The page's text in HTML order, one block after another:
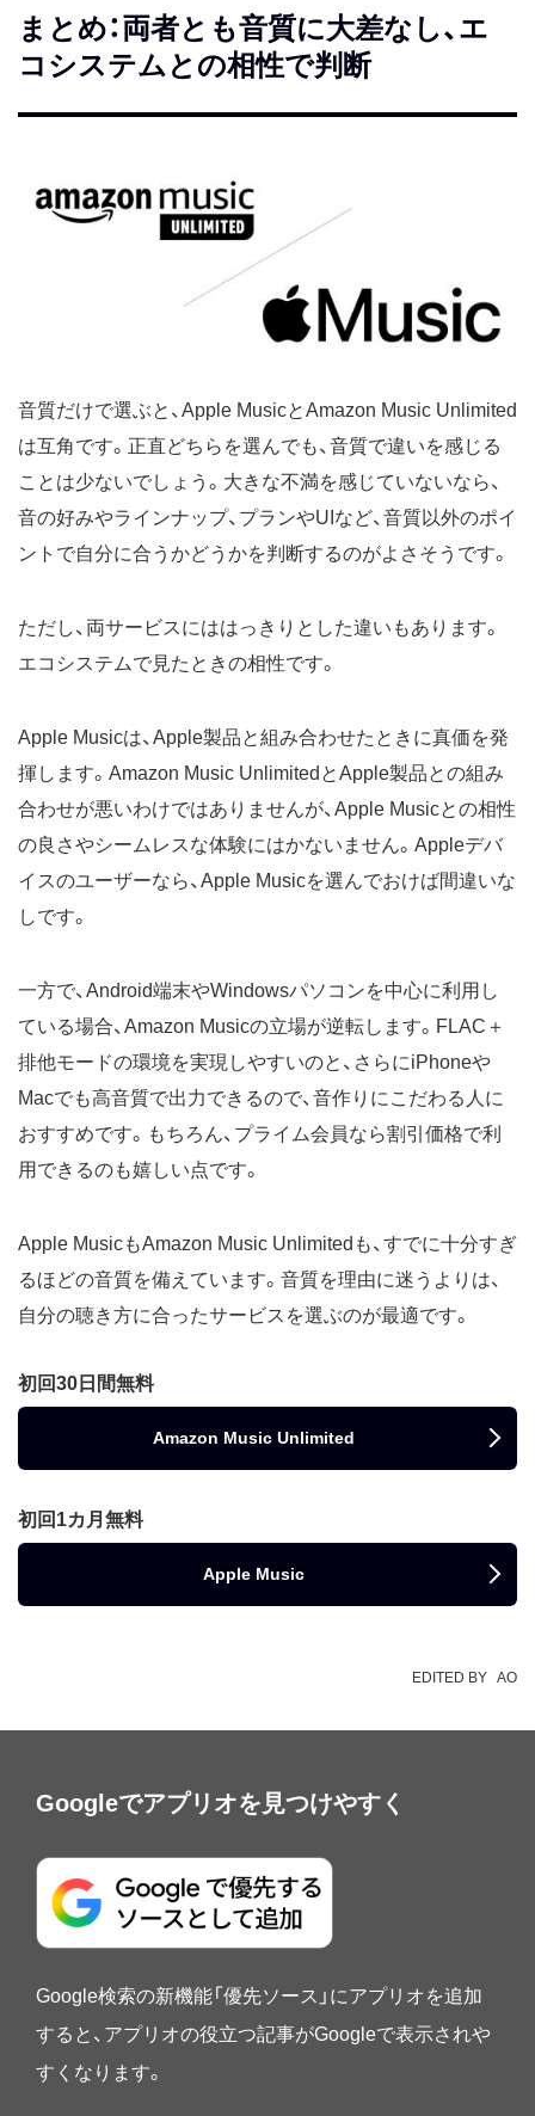
まとめ：両者とも音質に大差なし、エ
コシステムとの相性で判断
音質だけで選ぶと、Apple MusicとAmazon Music Unlimited
は互角です。正直どちらを選んでも、音質で違いを感じる
ことは少ないでしょう。大きな不満を感じていないなら、
音の好みやラインナップ、プランやUIなど、音質以外のポイ
ントで自分に合うかどうかを判断するのがよさそうです。
ただし、両サービスにははっきりとした違いもあります。
エコシステムで見たときの相性です。
Apple Musicは、Apple製品と組み合わせたときに真価を発
揮します。Amazon Music UnlimitedとApple製品との組み
合わせが悪いわけではありませんが、Apple Musicとの相性
の良さやシームレスな体験にはかないません。Appleデバ
イスのユーザーなら、Apple Musicを選んでおけば間違いな
しです。
一方で、Android端末やWindowsパソコンを中心に利用し
ている場合、Amazon Musicの立場が逆転します。FLAC＋
排他モードの環境を実現しやすいのと、さらにiPhoneや
Macでも高音質で出力できるので、音作りにこだわる人に
おすすめです。もちろん、プライム会員なら割引価格で利
用できるのも嬉しい点です。
Apple MusicもAmazon Music Unlimitedも、すでに十分すぎ
るほどの音質を備えています。音質を理由に迷うよりは、
自分の聴き方に合ったサービスを選ぶのが最適です。
初回30日間無料
Amazon Music Unlimited
初回1カ月無料
Apple Music
EDITED BY AO
Googleでアプリオを見つけやすく
Google検索の新機能「優先ソース」にアプリオを追加
すると、アプリオの役立つ記事がGoogleで表示されや
すくなります。